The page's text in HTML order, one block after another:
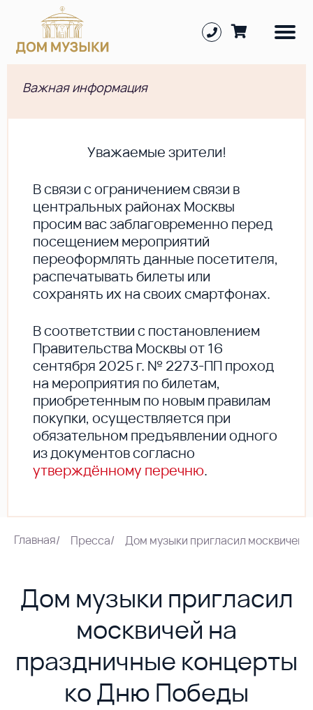
Важная информация
Уважаемые зрители!
В cвязи с ограничением связи в
центральных районах Москвы
просим вас заблаговременно перед
посещением мероприятий
переоформлять данные посетителя,
распечатывать билеты или
сохранять их на своих смартфонах.
В соответствии с постановлением
Правительства Москвы от 16
сентября 2025 г. № 2273-ПП проход
на мероприятия по билетам,
приобретенным по новым правилам
покупки, осуществляется при
обязательном предъявлении одного
из документов согласно
утверждённому перечню.
Главная/ Пресса/ Дом музыки пригласил москвичей
Дом музыки пригласил
москвичей на
праздничные концерты
ко Дню Победы